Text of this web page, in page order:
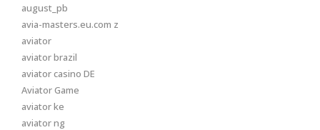
august_pb
avia-masters.eu.com z
aviator
aviator brazil
aviator casino DE
Aviator Game
aviator ke
aviator ng